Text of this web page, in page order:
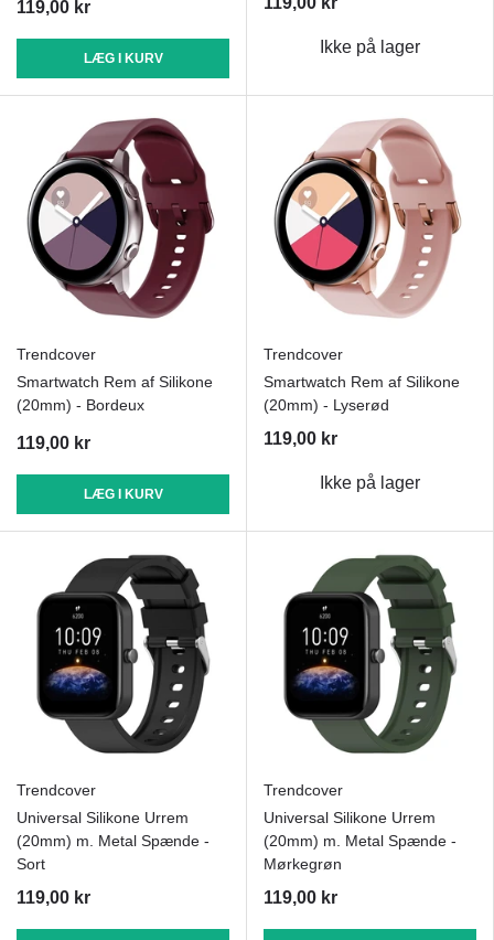
119,00 kr
LÆG I KURV
Ikke på lager
Trendcover
Smartwatch Rem af Silikone
(20mm) - Bordeux
119,00 kr
LÆG I KURV
Trendcover
Smartwatch Rem af Silikone
(20mm) - Lyserød
119,00 kr
Ikke på lager
Trendcover
Universal Silikone Urrem
(20mm) m. Metal Spænde -
Sort
119,00 kr
Trendcover
Universal Silikone Urrem
(20mm) m. Metal Spænde -
Mørkegrøn
119,00 kr